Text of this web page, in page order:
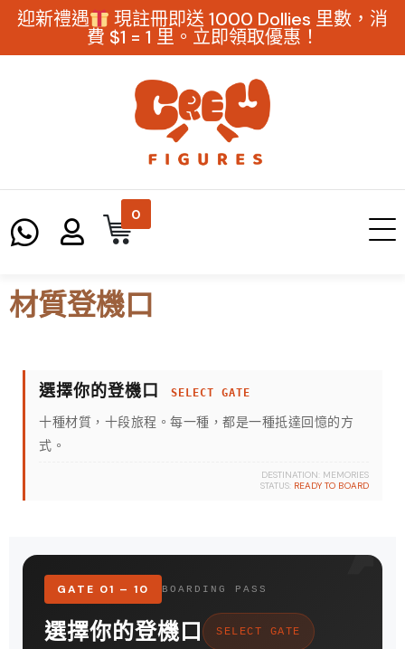
迎新禮遇 現註冊即送 1000 Dollies 里數，消
費 $1 = 1 里。立即領取優惠！
0
材質登機口
選擇你的登機口 SELECT GATE
十種材質，十段旅程。每一種，都是一種抵達回憶的方
式。
DESTINATION: MEMORIES
STATUS: READY TO BOARD
GATE 01 – 10 BOARDING PASS
選擇你的登機口 SELECT GATE